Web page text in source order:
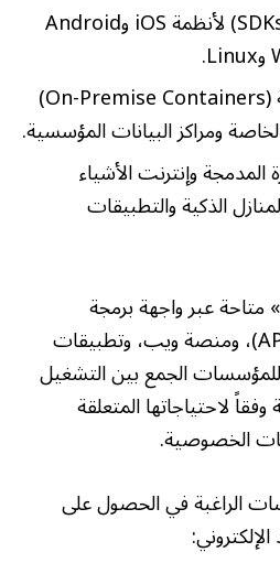
حزم تطوير برمجيات (SDKs) لأنظمة iOS وAndroid
حاويات تشغيل محلية (On-Premise Containers)
ومراكز البيانات المؤسسية.
وإنترنت الأشياء
الذكية والتطبيقات
عبر واجهة برمجة
تطبيقات سحابية آمنة (API)، ومنصة ويب، وتطبيقات
للمؤسسات الجمع بين التشغيل
لاحتياجاتها المتعلقة
الخصوصية.
الراغبة في الحصول على